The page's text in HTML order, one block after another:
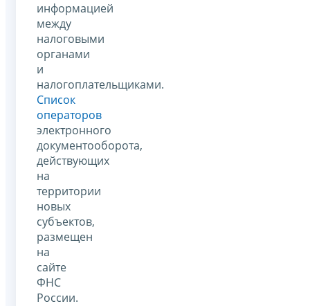
информацией
между
налоговыми
органами
и
налогоплательщиками.
Список
операторов
электронного
документооборота,
действующих
на
территории
новых
субъектов,
размещен
на
сайте
ФНС
России.